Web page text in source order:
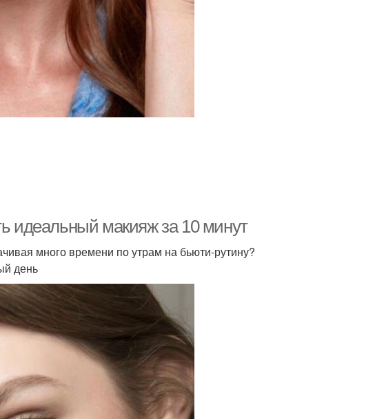
идеальный макияж за 10 минут
много времени по утрам на бьюти-рутину?
день